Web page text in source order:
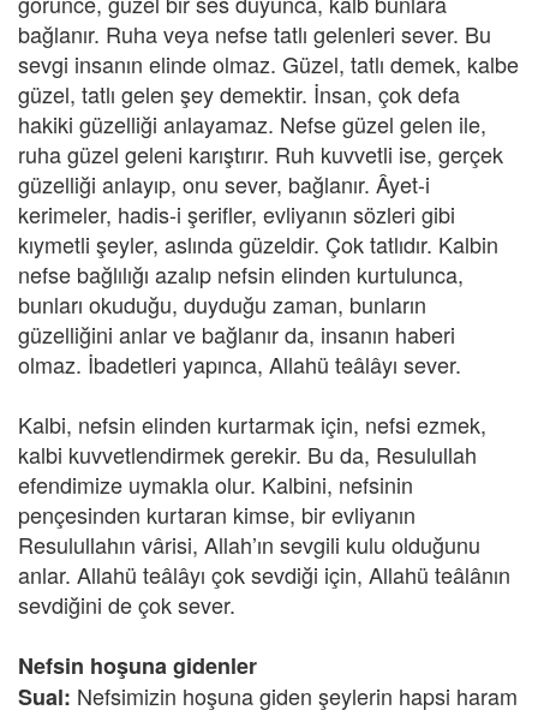
bağlanır. Ruha veya nefse tatlı gelenleri sever. Bu
sevgi insanın elinde olmaz. Güzel, tatlı demek, kalbe
güzel, tatlı gelen şey demektir. İnsan, çok defa
hakiki güzelliği anlayamaz. Nefse güzel gelen ile,
ruha güzel geleni karıştırır. Ruh kuvvetli ise, gerçek
güzelliği anlayıp, onu sever, bağlanır. Âyet-i
kerimeler, hadis-i şerifler, evliyanın sözleri gibi
kıymetli şeyler, aslında güzeldir. Çok tatlıdır. Kalbin
nefse bağlılığı azalıp nefsin elinden kurtulunca,
bunları okuduğu, duyduğu zaman, bunların
güzelliğini anlar ve bağlanır da, insanın haberi
olmaz. İbadetleri yapınca, Allahü teâlâyı sever.
Kalbi, nefsin elinden kurtarmak için, nefsi ezmek,
kalbi kuvvetlendirmek gerekir. Bu da, Resulullah
efendimize uymakla olur. Kalbini, nefsinin
pençesinden kurtaran kimse, bir evliyanın
Resulullahın vârisi, Allah’ın sevgili kulu olduğunu
anlar. Allahü teâlâyı çok sevdiği için, Allahü teâlânın
sevdiğini de çok sever.
Nefsin hoşuna gidenler
Sual: Nefsimizin hoşuna giden şeylerin hapsi haram